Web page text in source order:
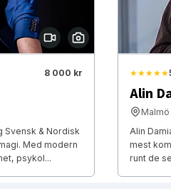
8 000 kr
& Nordisk
Med modern
psykol...
★★★★★
Alin
Malmö
Alin
mest
runt de